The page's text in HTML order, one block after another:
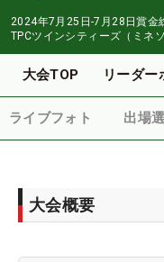
2024年7月25日-7月28日賞金
TPCツインシティーズ（ミネソ
大会TOP リーダー
ライブフォト 出場
大会概要